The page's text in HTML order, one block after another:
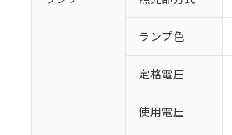
ランプ色
定格電圧
使用電圧